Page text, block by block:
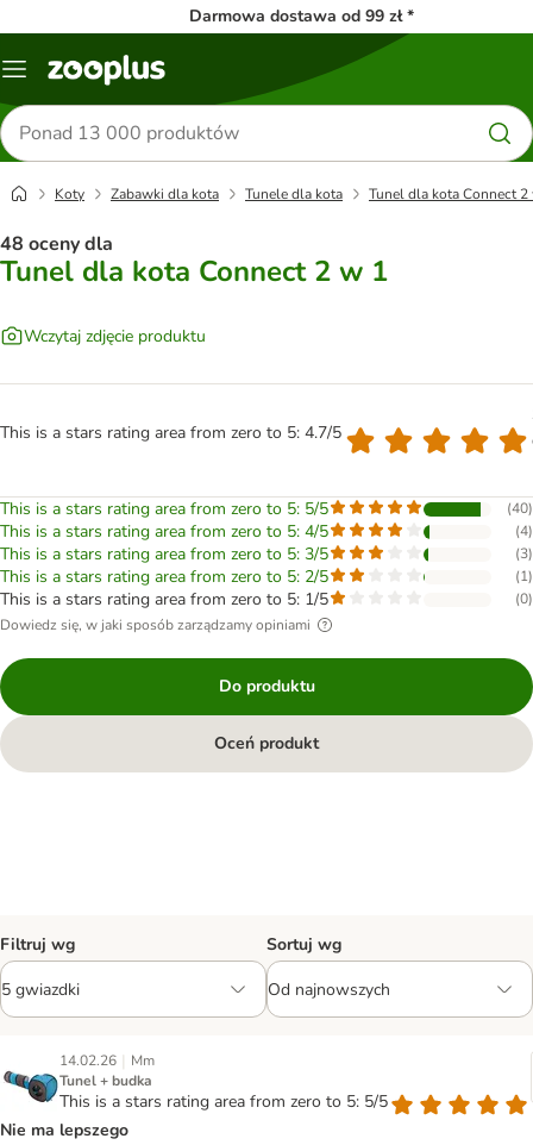
Darmowa dostawa od 99 zł *
Menu
Szukaj
produktów
Koty Zabawki dla kota Tunele dla kota Tunel dla kota Connect 2
48 oceny dla
Tunel dla kota Connect 2 w 1
Wczytaj zdjęcie produktu
This is a stars rating area from zero to 5: 4.7/5
This is a stars rating area from zero to 5: 5/5 (40)
This is a stars rating area from zero to 5: 4/5 (4)
This is a stars rating area from zero to 5: 3/5 (3)
This is a stars rating area from zero to 5: 2/5 (1)
This is a stars rating area from zero to 5: 1/5 (0)
Dowiedz się, w jaki sposób zarządzamy opiniami
Do produktu
Oceń produkt
Filtruj wg Sortuj wg
14.02.26 | Mm
Tunel + budka
This is a stars rating area from zero to 5: 5/5
Nie ma lepszego